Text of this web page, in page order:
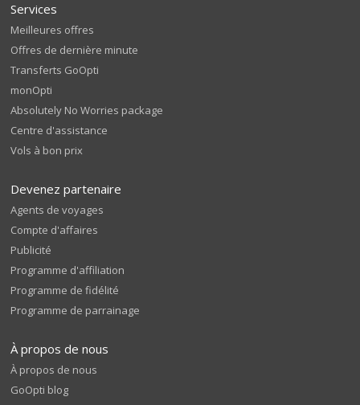
Services
Meilleures offres
Offres de dernière minute
Transferts GoOpti
monOpti
Absolutely No Worries package
Centre d'assistance
Vols à bon prix
Devenez partenaire
Agents de voyages
Compte d'affaires
Publicité
Programme d'affiliation
Programme de fidélité
Programme de parrainage
À propos de nous
À propos de nous
GoOpti blog